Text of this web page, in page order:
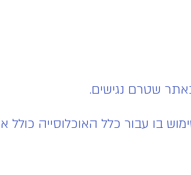
שטרם נגישים.
עבור כלל האוכלוסייה כולל